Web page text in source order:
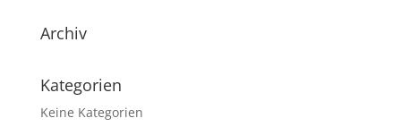
Archiv
Kategorien
Keine Kategorien